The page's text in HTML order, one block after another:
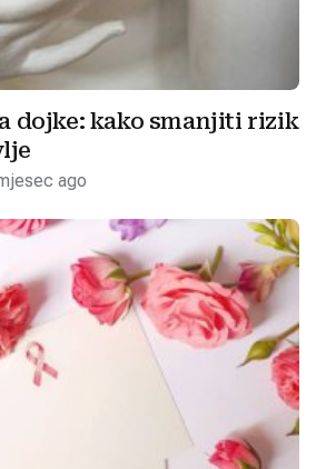
dojke: kako smanjiti rizik
ago